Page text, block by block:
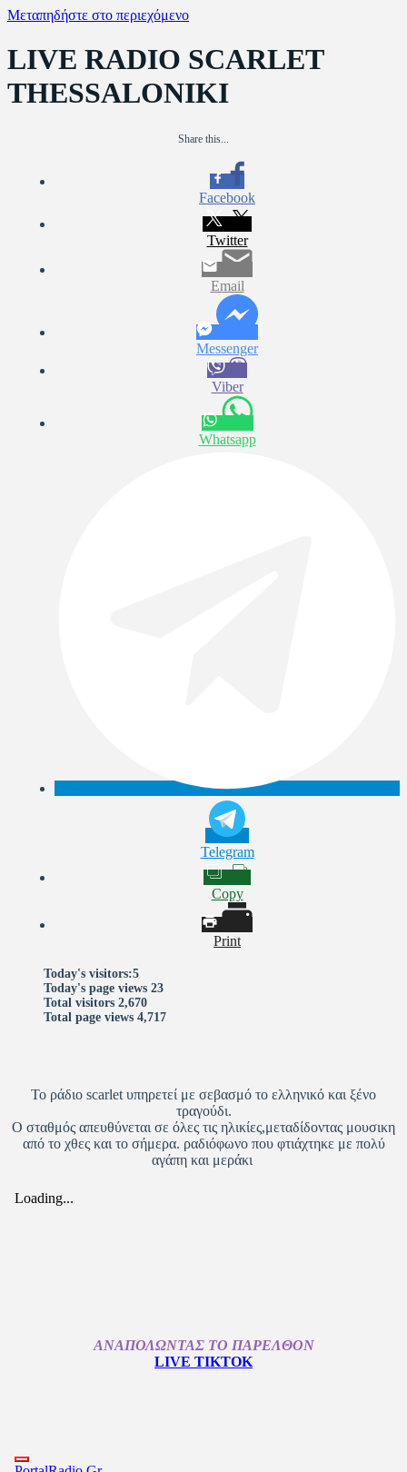
Μεταπηδήστε στο περιεχόμενο
LIVE RADIO SCARLET
THESSALONIKI
Share this...
Facebook
Twitter
Email
Messenger
Viber
Whatsapp
Telegram
Copy
Print
Today's visitors:5
Today's page views 23
Total visitors 2,670
Total page views 4,717
Το ράδιο scarlet υπηρετεί με σεβασμό το ελληνικό και ξένο
τραγούδι.
Ο σταθμός απευθύνεται σε όλες τις ηλικίες,μεταδίδοντας μουσικη
από το χθες και το σήμερα. ραδιόφωνο που φτιάχτηκε με πολύ
αγάπη και μεράκι
ΑΝΑΠΟΛΩΝΤΑΣ ΤΟ ΠΑΡΕΛΘΟΝ
LIVE TIKTOK